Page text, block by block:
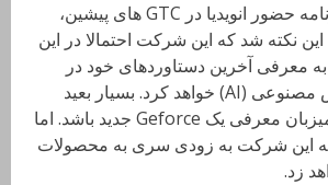
با نگاهی به کارنامه حضور انویدیا در GTC های پیشین،
نکته شد که این شرکت احتمالا در این
به معرفی آخرین دستاوردهای خود در
زمینه های هوش مصنوعی (AI) خواهد کرد. بسیار بعید
است که GTC میزبان معرفی یک Geforce جدید باشد. اما
این شرکت به زودی سری به محصولات
زد.